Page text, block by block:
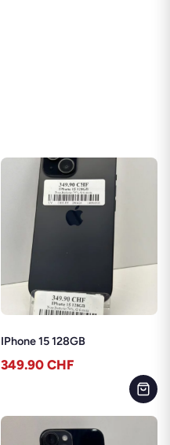
IPhone 15 128GB
349.90 CHF